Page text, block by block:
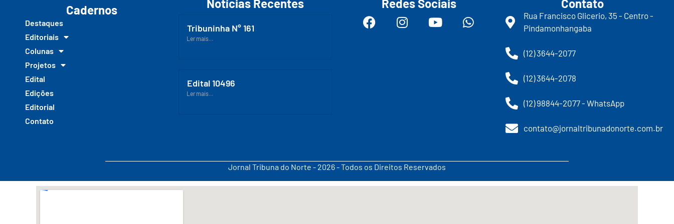
Cadernos
Destaques
Editoriais
Colunas
Projetos
Edital
Edições
Editorial
Contato
Notícias Recentes
Tribuninha N° 161
Ler mais...
Edital 10496
Ler mais...
Redes Sociais Contato
Rua Francisco Glicerio, 35 - Centro -
Pindamonhangaba
(12) 3644-2077
(12) 3644-2078
(12) 98844-2077 - WhatsApp
contato@jornaltribunadonorte.com.br
Jornal Tribuna do Norte - 2026 - Todos os Direitos Reservados